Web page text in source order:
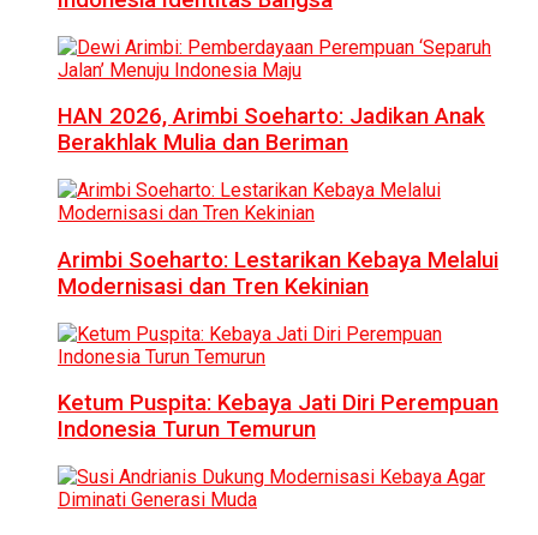
HAN 2026, Arimbi Soeharto: Jadikan Anak
Berakhlak Mulia dan Beriman
Arimbi Soeharto: Lestarikan Kebaya Melalui
Modernisasi dan Tren Kekinian
Ketum Puspita: Kebaya Jati Diri Perempuan
Indonesia Turun Temurun